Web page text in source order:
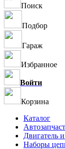
Поиск
Подбор
Гараж
Избранное
Войти
Корзина
Каталог
Двигатель
Наборы